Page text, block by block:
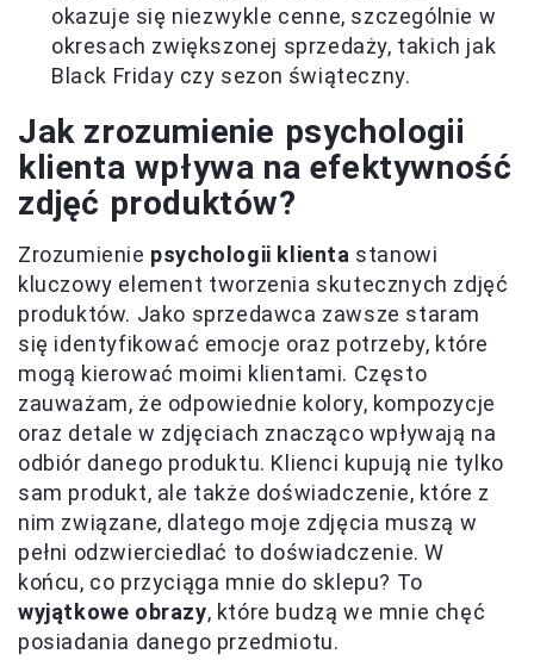
okazuje się niezwykle cenne, szczególnie w
okresach zwiększonej sprzedaży, takich jak
Black Friday czy sezon świąteczny.
Jak zrozumienie psychologii
klienta wpływa na efektywność
zdjęć produktów?
Zrozumienie psychologii klienta stanowi
kluczowy element tworzenia skutecznych zdjęć
produktów. Jako sprzedawca zawsze staram
się identyfikować emocje oraz potrzeby, które
mogą kierować moimi klientami. Często
zauważam, że odpowiednie kolory, kompozycje
oraz detale w zdjęciach znacząco wpływają na
odbiór danego produktu. Klienci kupują nie tylko
sam produkt, ale także doświadczenie, które z
nim związane, dlatego moje zdjęcia muszą w
pełni odzwierciedlać to doświadczenie. W
końcu, co przyciąga mnie do sklepu? To
wyjątkowe obrazy, które budzą we mnie chęć
posiadania danego przedmiotu.